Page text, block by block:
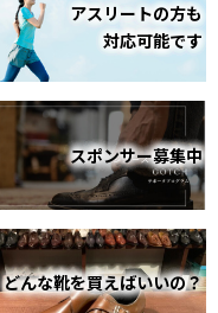
アスリートの方も
対応可能です
スポンサー募集中
どんな靴を買えばいいの？